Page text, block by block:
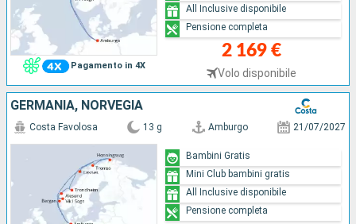
Pagamento in 4X
2 169 €
Volo disponibile
All Inclusive disponibile
Pensione completa
GERMANIA, NORVEGIA
Costa Favolosa 13 g Amburgo 21/07/2027
Bambini Gratis
Mini Club bambini gratis
All Inclusive disponibile
Pensione completa